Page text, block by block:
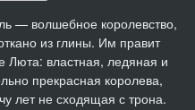
и глины 14
23:57
и глины 15
08:24
и глины 16
— волшебное королевство,
из глины. Им правит
Люта: властная, ледяная и
прекрасная королева,
лет не сходящая с трона.